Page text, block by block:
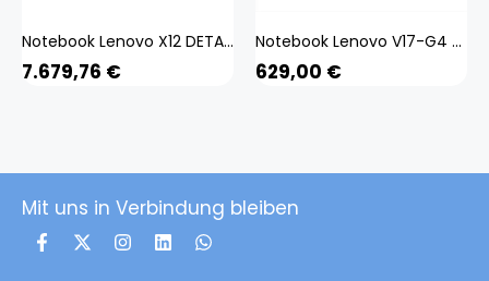
Notebook Lenovo X12 DETACHABLE G1 12,3
7.679,76 €
Notebook Lenovo V17-G4 - Intel U300 - 16GB DDR4-RAM - 512GB SSD - Windows 11 Pro + MS Office 2024 Pro - 44cm (17.3
629,00 €
Mit uns in Verbindung bleiben